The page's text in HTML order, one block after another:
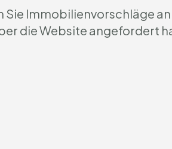
Sie Immobilienvorschläge
die Website angefordert